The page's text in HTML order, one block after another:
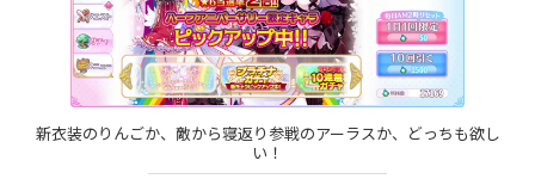
新衣装のりんごか、敵から寝返り参戦のアーラスか、どっちも欲し
い！